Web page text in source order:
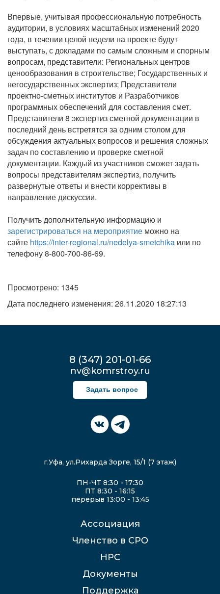
Впервые, учитывая профессиональную потребность
аудитории, в условиях масштабных изменений 2020
года, в течении целой недели на проекте будут
выступать, с докладами по самым сложным и спорным
вопросам, представители: Региональных центров
ценообразования в строительстве; Государственных и
негосударственных экспертиз; Представители
проектно-сметных институтов и Разработчиков
программных обеспечений для составления смет.
Представители 8 экспертиз сметной документации в
последний день встретятся за одним столом для
обсуждения актуальных вопросов и решения сложных
задач по составлению и проверке сметной
документации. Каждый из участников сможет задать
вопросы представителям экспертиз, получить
развернутые ответы и внести коррективы в
направление дискуссии.
Получить дополнительную информацию и
зарегистрироваться на мероприятие можно на
сайте https://inter-regional.ru/nedelya-smetchika или по
телефону 8-800-700-86-69.
Просмотрено: 1345
Дата последнего изменения: 26.11.2020 18:27:13
8 (347) 201-01-66
nv@komrstroy.ru
Задать вопрос
г.Уфа, ул.Рихарда Зорге, 15/1 (7 этаж)
ПН-ЧТ 8:30 - 17:30
ПТ 8:30 - 16:15
перерыв 13:00 - 13:45
Ассоциация
Членство в СРО
НРС
Документы
Поддержка